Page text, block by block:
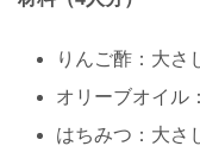
りんご酢：大さ
オリーブオイル
はちみつ：大さ